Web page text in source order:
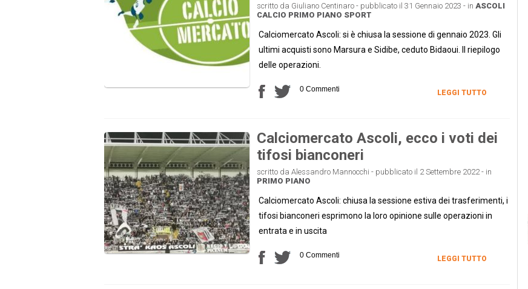
scritto da Giuliano Centinaro - pubblicato il 31 Gennaio 2023 - in ASCOLI
CALCIO PRIMO PIANO SPORT
Calciomercato Ascoli: si è chiusa la sessione di gennaio 2023. Gli
ultimi acquisti sono Marsura e Sidibe, ceduto Bidaoui. Il riepilogo
delle operazioni.
0 Commenti LEGGI TUTTO
Calciomercato Ascoli, ecco i voti dei
tifosi bianconeri
scritto da Alessandro Mannocchi - pubblicato il 2 Settembre 2022 - in
PRIMO PIANO
Calciomercato Ascoli: chiusa la sessione estiva dei trasferimenti, i
tifosi bianconeri esprimono la loro opinione sulle operazioni in
entrata e in uscita
0 Commenti LEGGI TUTTO